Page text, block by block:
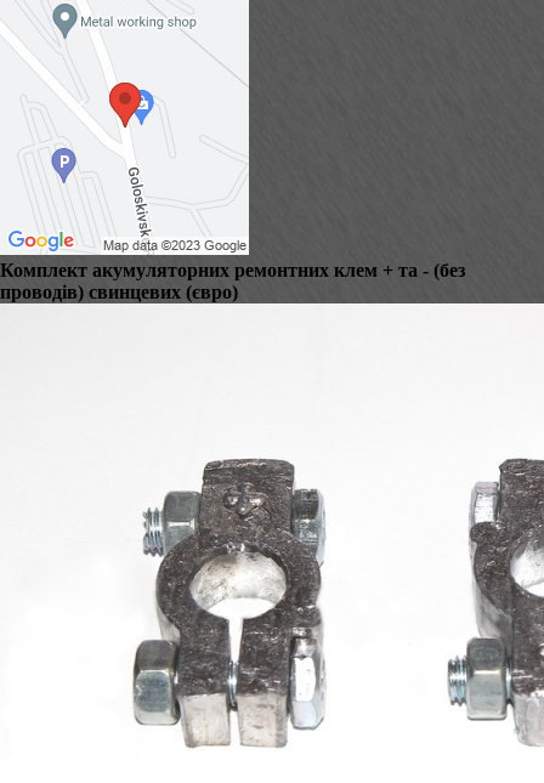
Комплект акумуляторних ремонтних клем + та - (без
проводів) свинцевих (євро)